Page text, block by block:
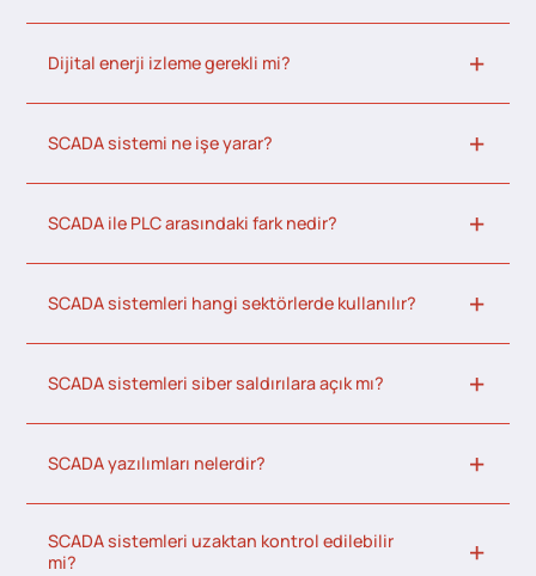
Dijital enerji izleme gerekli mi?
SCADA sistemi ne işe yarar?
SCADA ile PLC arasındaki fark nedir?
SCADA sistemleri hangi sektörlerde kullanılır?
SCADA sistemleri siber saldırılara açık mı?
SCADA yazılımları nelerdir?
SCADA sistemleri uzaktan kontrol edilebilir
mi?